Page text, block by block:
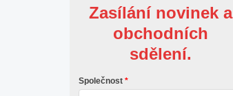
Zasílání novinek a
obchodních
sdělení.
Společnost